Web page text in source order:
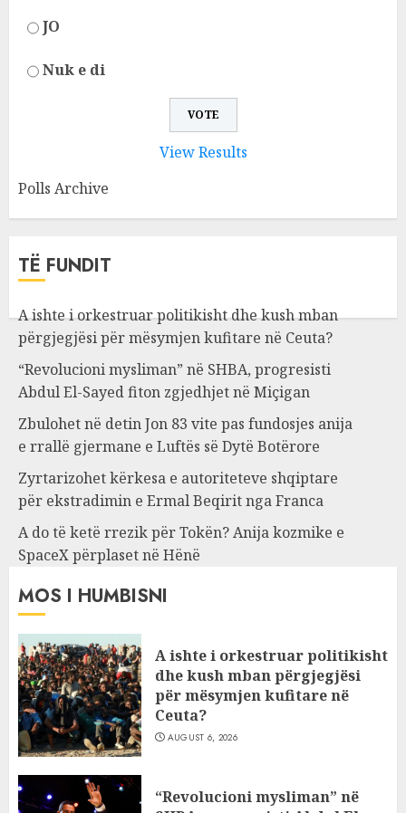
JO
Nuk e di
View Results
Polls Archive
TË FUNDIT
A ishte i orkestruar politikisht dhe kush mban
përgjegjësi për mësymjen kufitare në Ceuta?
“Revolucioni mysliman” në SHBA, progresisti
Abdul El-Sayed fiton zgjedhjet në Miçigan
Zbulohet në detin Jon 83 vite pas fundosjes anija
e rrallë gjermane e Luftës së Dytë Botërore
Zyrtarizohet kërkesa e autoriteteve shqiptare
për ekstradimin e Ermal Beqirit nga Franca
A do të ketë rrezik për Tokën? Anija kozmike e
SpaceX përplaset në Hënë
MOS I HUMBISNI
A ishte i orkestruar politikisht
dhe kush mban përgjegjësi
për mësymjen kufitare në
Ceuta?
AUGUST 6, 2026
“Revolucioni mysliman” në